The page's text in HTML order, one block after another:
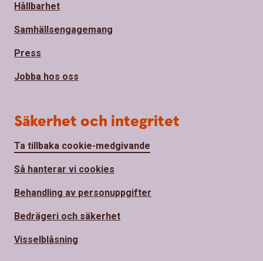
Hållbarhet
Samhällsengagemang
Press
Jobba hos oss
Säkerhet och integritet
Ta tillbaka cookie-medgivande
Så hanterar vi cookies
Behandling av personuppgifter
Bedrägeri och säkerhet
Visselblåsning